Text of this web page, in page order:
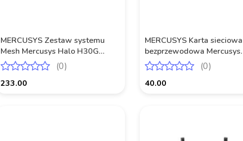
MERCUSYS Zestaw systemu
Mesh Mercusys Halo H30G
AC1300 2xLAN/WAN (2-Pack)
(0)
233.00
MERCUSYS Karta sieciowa
bezprzewodowa Mercusys
MW300UH N300 USB
(0)
40.00